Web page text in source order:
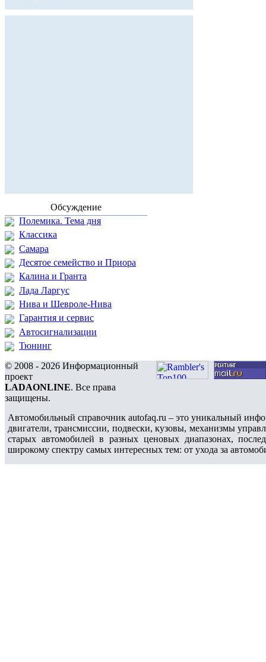
Обсуждение
Полемика. Тема дня
Классика
Самара
Десятое семейство и Приора
Калина и Гранта
Лада Ларгус
Нива и Шевроле-Нива
Гарантия и сервис
Автосигнализации
Тюнинг
© 2008 - 2026 Информационный
проект
LADAONLINE. Все права
защищены.
Автомобильный справочник autofaq.ru – это уникальный
двигатели, трансмиссии, подвески, кузовы, механизмы
старых автомобилей в разных ценовых диапазонах,
широкому спектру самых интересных тем: от ухода за